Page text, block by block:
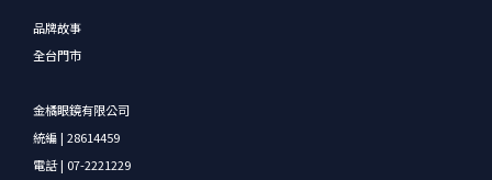
品牌故事
全台門市
金橘眼鏡有限公司
統編 | 28614459
電話 | 07-2221229